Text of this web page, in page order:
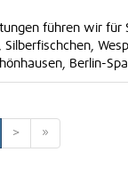
führen wir für
Berlin-
> »